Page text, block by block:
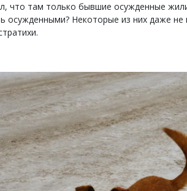
что там только бывшие осужденные
осужденными? Некоторые из них даже не